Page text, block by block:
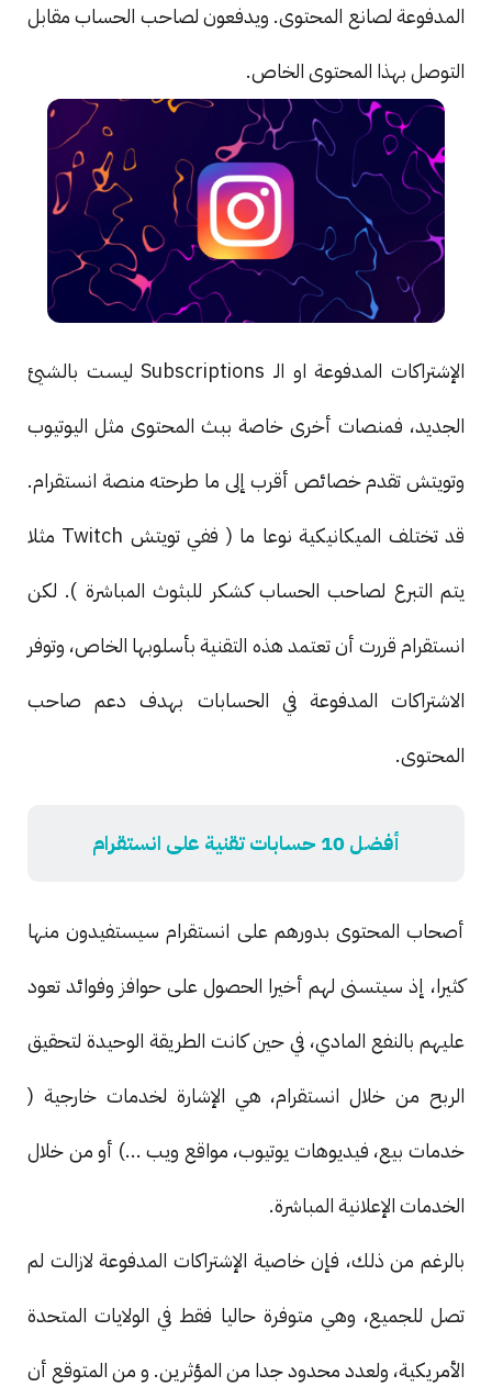
المدفوعة لصانع المحتوى. ويدفعون لصاحب الحساب مقابل
التوصل بهذا المحتوى الخاص.
الإشتراكات المدفوعة او الـ Subscriptions ليست بالشيئ
الجديد، فمنصات أخرى خاصة ببث المحتوى مثل اليوتيوب
وتويتش تقدم خصائص أقرب إلى ما طرحته منصة انستقرام.
قد تختلف الميكانيكية نوعا ما ( ففي تويتش Twitch مثلا
يتم التبرع لصاحب الحساب كشكر للبثوث المباشرة ). لكن
انستقرام قررت أن تعتمد هذه التقنية بأسلوبها الخاص، وتوفر
الاشتراكات المدفوعة في الحسابات بهدف دعم صاحب
المحتوى.
أفضل 10 حسابات تقنية على انستقرام
أصحاب المحتوى بدورهم على انستقرام سيستفيدون منها
كثيرا، إذ سيتسنى لهم أخيرا الحصول على حوافز وفوائد تعود
عليهم بالنفع المادي، في حين كانت الطريقة الوحيدة لتحقيق
الربح من خلال انستقرام، هي الإشارة لخدمات خارجية (
خدمات بيع، فيديوهات يوتيوب، مواقع ويب ...) أو من خلال
الخدمات الإعلانية المباشرة.
بالرغم من ذلك، فإن خاصية الإشتراكات المدفوعة لازالت لم
تصل للجميع، وهي متوفرة حاليا فقط في الولايات المتحدة
الأمريكية، ولعدد محدود جدا من المؤثرين. و من المتوقع أن